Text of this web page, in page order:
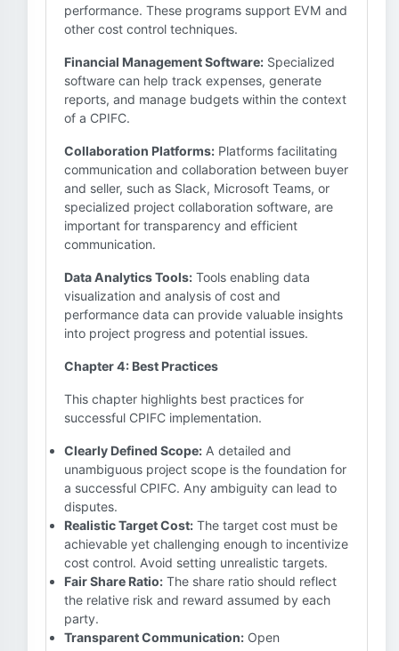
performance. These programs support EVM and
other cost control techniques.
Financial Management Software: Specialized
software can help track expenses, generate
reports, and manage budgets within the context
of a CPIFC.
Collaboration Platforms: Platforms facilitating
communication and collaboration between buyer
and seller, such as Slack, Microsoft Teams, or
specialized project collaboration software, are
important for transparency and efficient
communication.
Data Analytics Tools: Tools enabling data
visualization and analysis of cost and
performance data can provide valuable insights
into project progress and potential issues.
Chapter 4: Best Practices
This chapter highlights best practices for
successful CPIFC implementation.
Clearly Defined Scope: A detailed and
unambiguous project scope is the foundation for
a successful CPIFC. Any ambiguity can lead to
disputes.
Realistic Target Cost: The target cost must be
achievable yet challenging enough to incentivize
cost control. Avoid setting unrealistic targets.
Fair Share Ratio: The share ratio should reflect
the relative risk and reward assumed by each
party.
Transparent Communication: Open